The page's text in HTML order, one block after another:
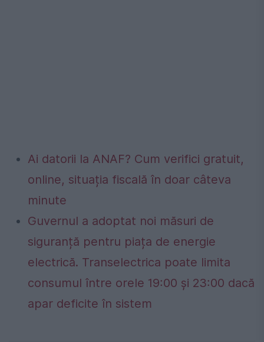
Ai datorii la ANAF? Cum verifici gratuit,
online, situația fiscală în doar câteva
minute
Guvernul a adoptat noi măsuri de
siguranță pentru piața de energie
electrică. Transelectrica poate limita
consumul între orele 19:00 și 23:00 dacă
apar deficite în sistem